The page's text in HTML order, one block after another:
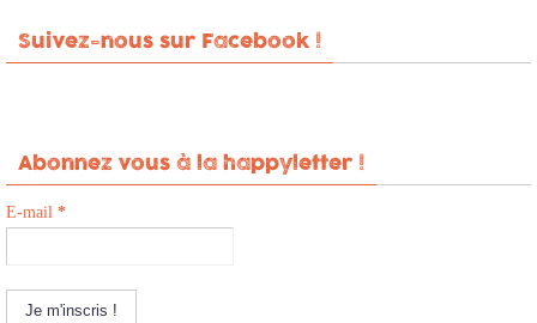
Suivez-nous sur Facebook !
Abonnez vous à la happyletter !
E-mail *